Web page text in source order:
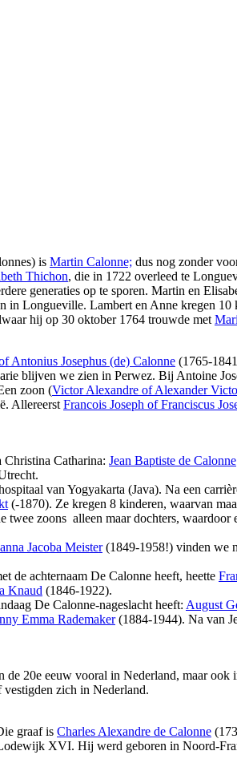
is Martin Calonne; dus nog zonder
Thichon, die in 1722 overleed te
generaties op te sporen. Martin en
in Longueville. Lambert en Anne kregen 10
hij op 30 oktober 1764 trouwde met
Antonius Josephus (de) Calonne (1765-
blijven we zien in Perwez. Bij Antoine
zoon (Victor Alexandre of Alexander
Allereerst Francois Joseph of Franciscus
Christina Catharina: Jean Baptiste de Calonne
van Yogyakarta (Java). Na een
(-1870). Ze kregen 8 kinderen, waarvan
twee zoons alleen maar dochters,
Jacoba Meister(1849-1958!) vinden we
de achternaam De Calonne heeft, heette
Knaud (1846-1922).
De Calonne-nageslacht heeft: August
Emma Rademaker(1884-1944). Na van
de 20e eeuw vooral in Nederland, maar ook
vestigden zich in Nederland.
graaf is Charles Alexandre de Calonne
XVI. Hij werd geboren in Noord-